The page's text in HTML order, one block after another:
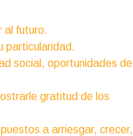
al futuro.
particularidad.
social, oportunidades de
gratitud de los
a arriesgar, crecer,